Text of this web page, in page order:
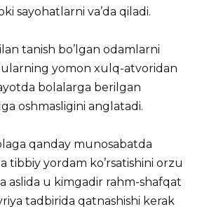
sayohatlarni va’da qiladi.
tanish bo’lgan odamlarni
ularning yomon xulq-atvoridan
bolalarga berilgan
oshmasligini anglatadi.
qanday munosabatda
tibbiy yordam ko’rsatishini orzu
aslida u kimgadir rahm-shafqat
tadbirida qatnashishi kerak